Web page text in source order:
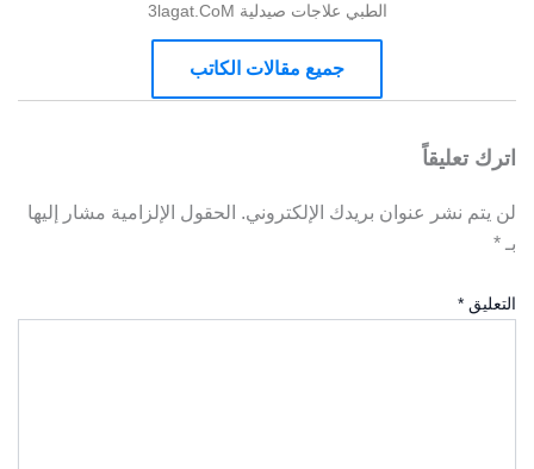
الطبي علاجات صيدلية 3lagat.CoM
جميع مقالات الكاتب
اترك تعليقاً
لن يتم نشر عنوان بريدك الإلكتروني. الحقول الإلزامية مشار إليها
بـ *
التعليق *